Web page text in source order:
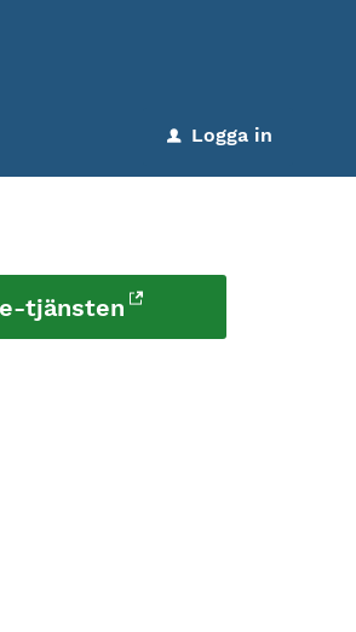
u Logga in
tjänsten